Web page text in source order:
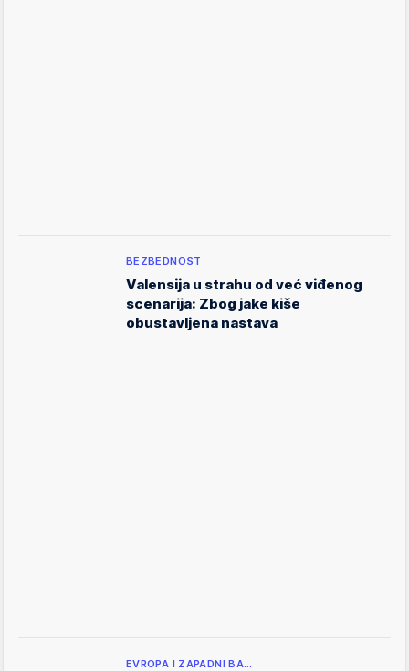
BEZBEDNOST
Valensija u strahu od već viđenog
scenarija: Zbog jake kiše
obustavljena nastava
EVROPA I ZAPADNI BA…